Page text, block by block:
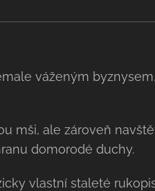
váženým
mši, ale zároveň
domorodé duchy.
vlastní staleté